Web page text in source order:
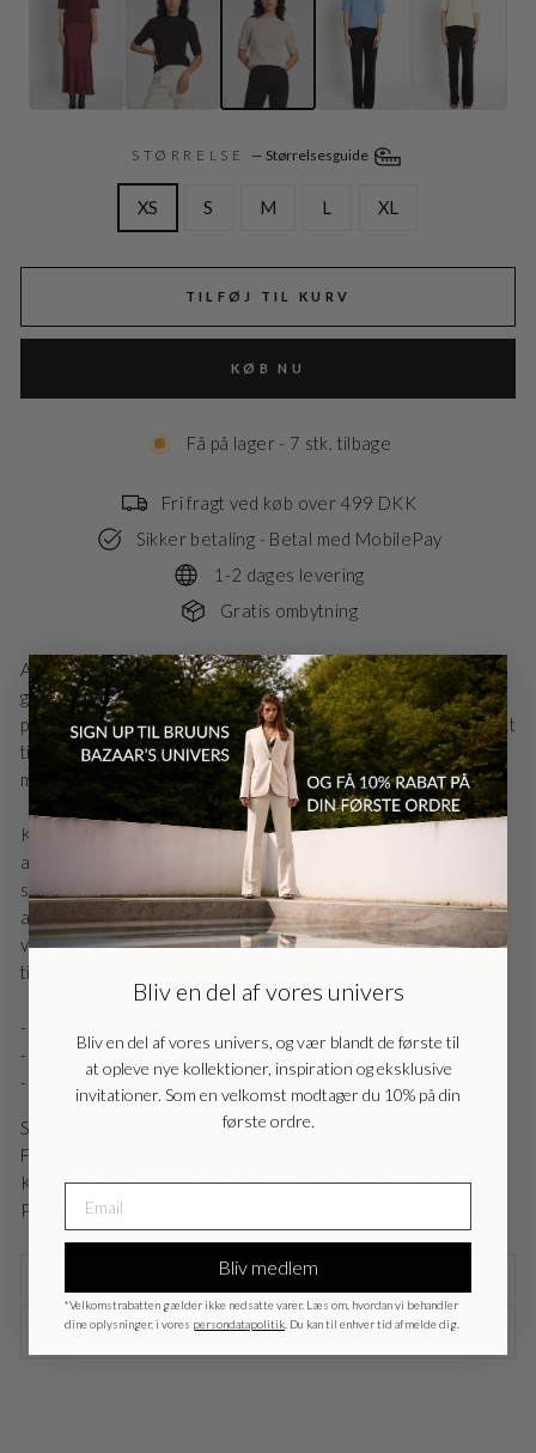
Danmark - DK
EU - EUEUR
Nederlands - NL
Deutschland - DEEUR
STØRRELSE — Størrelsesguide
XS S M L XL
TILFØJ TIL KURV
KØB NU
Få på lager - 7 stk. tilbage
Fri fragt ved køb over 499 DKK
Sikker betaling - Betal med MobilePay
1-2 dages levering
Gratis ombytning
AnemoneBBGlady Knit er en alsidigt tilføjelse til din
garderobe, der tilbyder både stil og komfort. Med sin løse
pasform og korte ærmer er denne strikkede sweater perfekt
til hverdagsbrug, uanset om du løber ærinder eller mødes
med veninder til frokost.
Kombinér AnemoneBBGlady Knit med højtaljede jeans og
ankelstøvler for et afslappet, men chic look. Tilføj en
statement halskæde for at klæde det op til
aftenbegivenheder eller læg det over en kjole for ekstra
varme på køligere dage. Den ribbede tekstur og høje ribkant
tilføjer et strejf af sofistikation til ethvert outfit.
- Løs pasform
- Perfekt til enhver lejlighed.
- Nem at style
Style nr.: BBW4059
Farve: Sand Melange
Kvalitet: 80% Viscose (LENZING™ ECOVERO™) 20%
Polyamide
FRAGTINFORMATION
HAR DU SPØRGSMÅL TIL VAREN?
Bliv en del af vores univers
Bliv en del af vores univers, og vær blandt de første til
at opleve nye kollektioner, inspiration og eksklusive
invitationer. Som en velkomst modtager du 10% på din
første ordre.
Bliv medlem
*Velkomstrabatten gælder ikke nedsatte varer. Læs om, hvordan vi behandler
dine oplysninger, i vores persondatapolitik . Du kan til enhver tid afmelde dig.